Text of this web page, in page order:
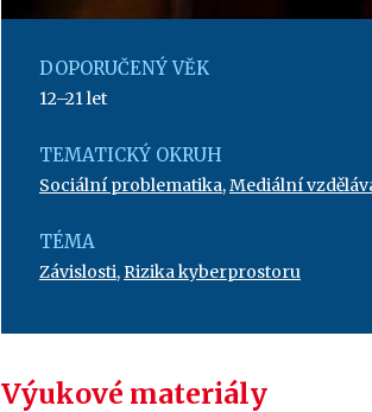
DOPORUČENÝ VĚK
12–21 let
TEMATICKÝ OKRUH
Sociální problematika,Mediální
TÉMA
Závislosti,Rizika kyberprostoru
Výukové materiály